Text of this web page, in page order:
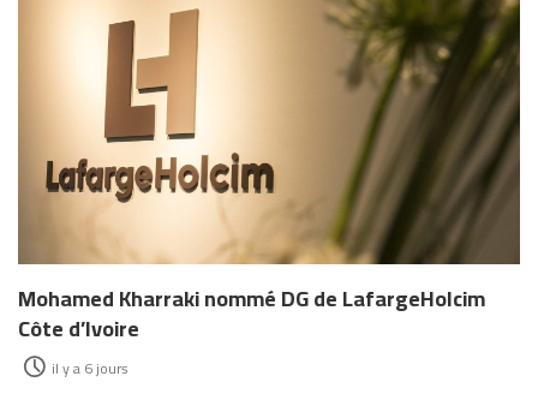
Mohamed Kharraki nommé DG de LafargeHolcim
Côte d’Ivoire
il y a 6 jours